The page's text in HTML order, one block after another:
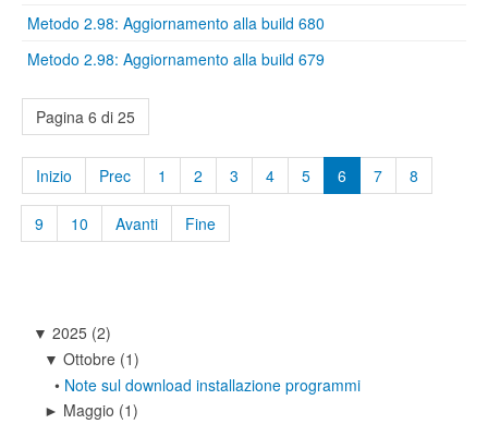
Metodo 2.98: Aggiornamento alla build 680
Metodo 2.98: Aggiornamento alla build 679
Pagina 6 di 25
Inizio Prec 1 2 3 4 5 6 7 8
9 10 Avanti Fine
▼ 2025 (2)
▼ Ottobre (1)
• Note sul download installazione programmi
► Maggio (1)